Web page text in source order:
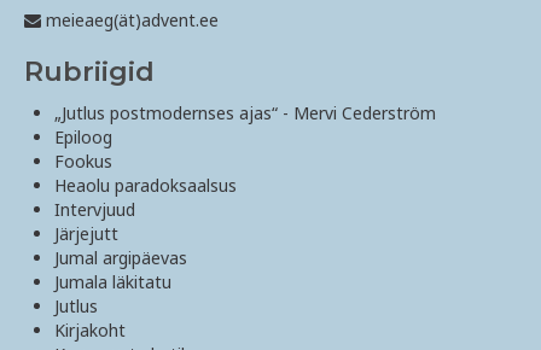
meieaeg(ät)advent.ee
Rubriigid
„Jutlus postmodernses ajas“ - Mervi Cederström
Epiloog
Fookus
Heaolu paradoksaalsus
Intervjuud
Järjejutt
Jumal argipäevas
Jumala läkitatu
Jutlus
Kirjakoht